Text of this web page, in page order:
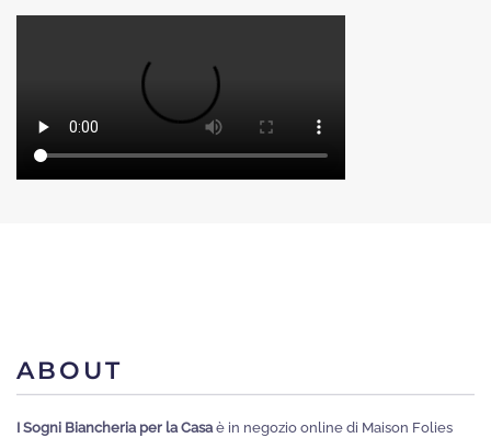
ABOUT
I Sogni Biancheria per la Casaè in negozio online di Maison Folies